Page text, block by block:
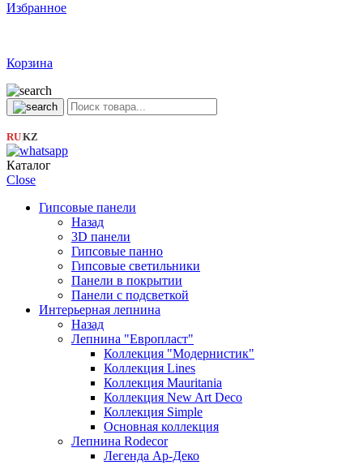
Избранное
Корзина
RU|KZ
Каталог
Close
Гипсовые панели
Назад
3D панели
Гипсовые панно
Гипсовые светильники
Панели в покрытии
Панели с подсветкой
Интерьерная лепнина
Назад
Лепнина "Европласт"
Коллекция "Модернистик"
Коллекция Lines
Коллекция Mauritania
Коллекция New Art Deco
Коллекция Simple
Основная коллекция
Лепнина Rodecor
Легенда Ар-Деко